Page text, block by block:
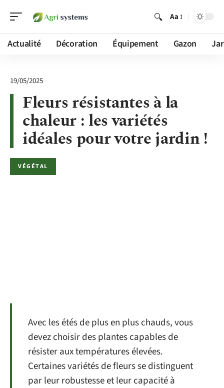
Aa
Actualité Décoration Équipement Gazon
19/05/2025
Fleurs résistantes à la
chaleur : les variétés
idéales pour votre jardin !
VÉGÉTAL
Avec les étés de plus en plus chauds, vous
devez choisir des plantes capables de
résister aux températures élevées.
Certaines variétés de fleurs se distinguent
par leur robustesse et leur capacité à